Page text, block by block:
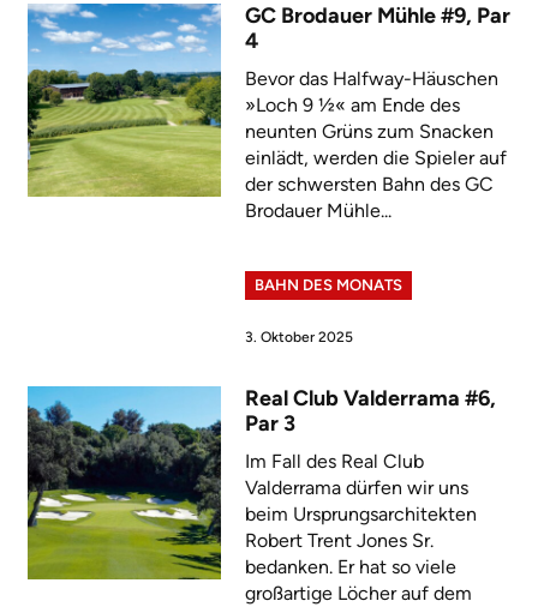
GC Brodauer Mühle #9, Par
4
Bevor das Halfway-Häuschen
»Loch 9 ½« am Ende des
neunten Grüns zum Snacken
einlädt, werden die Spieler auf
der schwersten Bahn des GC
Brodauer Mühle...
BAHN DES MONATS
3. Oktober 2025
Real Club Valderrama #6,
Par 3
Im Fall des Real Club
Valderrama dürfen wir uns
beim Ursprungsarchitekten
Robert Trent Jones Sr.
bedanken. Er hat so viele
großartige Löcher auf dem